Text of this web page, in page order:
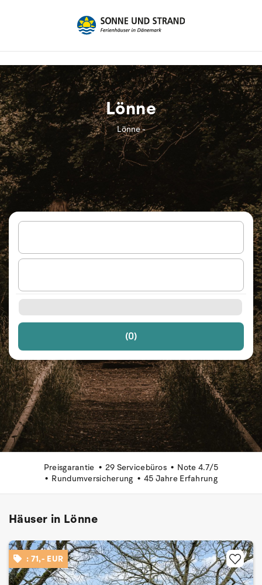
(0)
Lönne
Lönne -
Preisgarantie 29 Servicebüros
Note 4.7/5
Rundumversicherung
45 Jahre Erfahrung
Häuser in Lönne
: 71,- EUR